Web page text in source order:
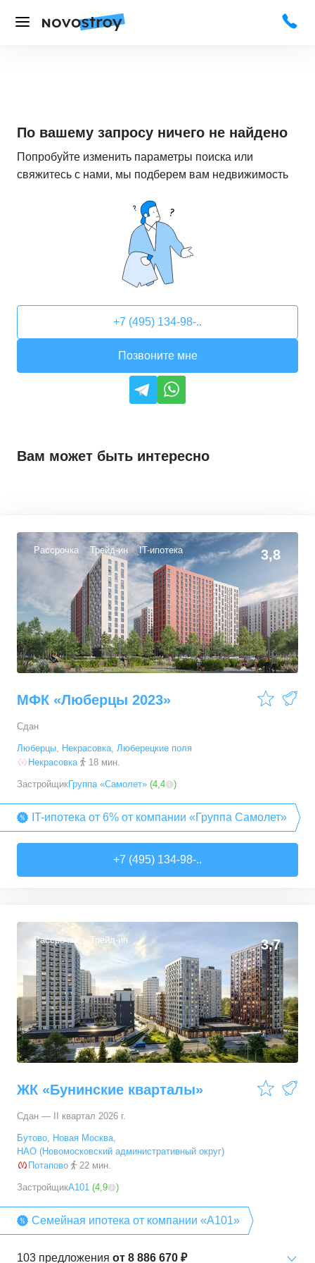
По вашему запросу ничего не найдено
Попробуйте изменить параметры поиска или
свяжитесь с нами, мы подберем вам недвижимость
+7 (495) 134-98-..
Позвоните мне
Вам может быть интересно
Рассрочка Трейд-ин IT-ипотека 3,8
МФК «Люберцы 2023»
Сдан
Люберцы, Некрасовка, Люберецкие поля
Некрасовка
18 мин.
ЗастройщикГруппа «Самолет» (4,4 )
IT-ипотека от 6% от компании «Группа Самолет»
+7 (495) 134-98-..
Рассрочка Трейд-ин 3,7
ЖК «Бунинские кварталы»
Сдан — II квартал 2026 г.
Бутово, Новая Москва,
НАО (Новомосковский административный округ)
Потапово
22 мин.
ЗастройщикА101 (4,9 )
Семейная ипотека от компании «А101»
103 предложения от 8 886 670 ₽